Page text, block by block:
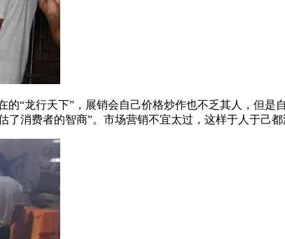
的“龙行天下”，展销会自己价格炒作也不乏其人，但
消费者的智商”。市场营销不宜太过，这样于人于己都